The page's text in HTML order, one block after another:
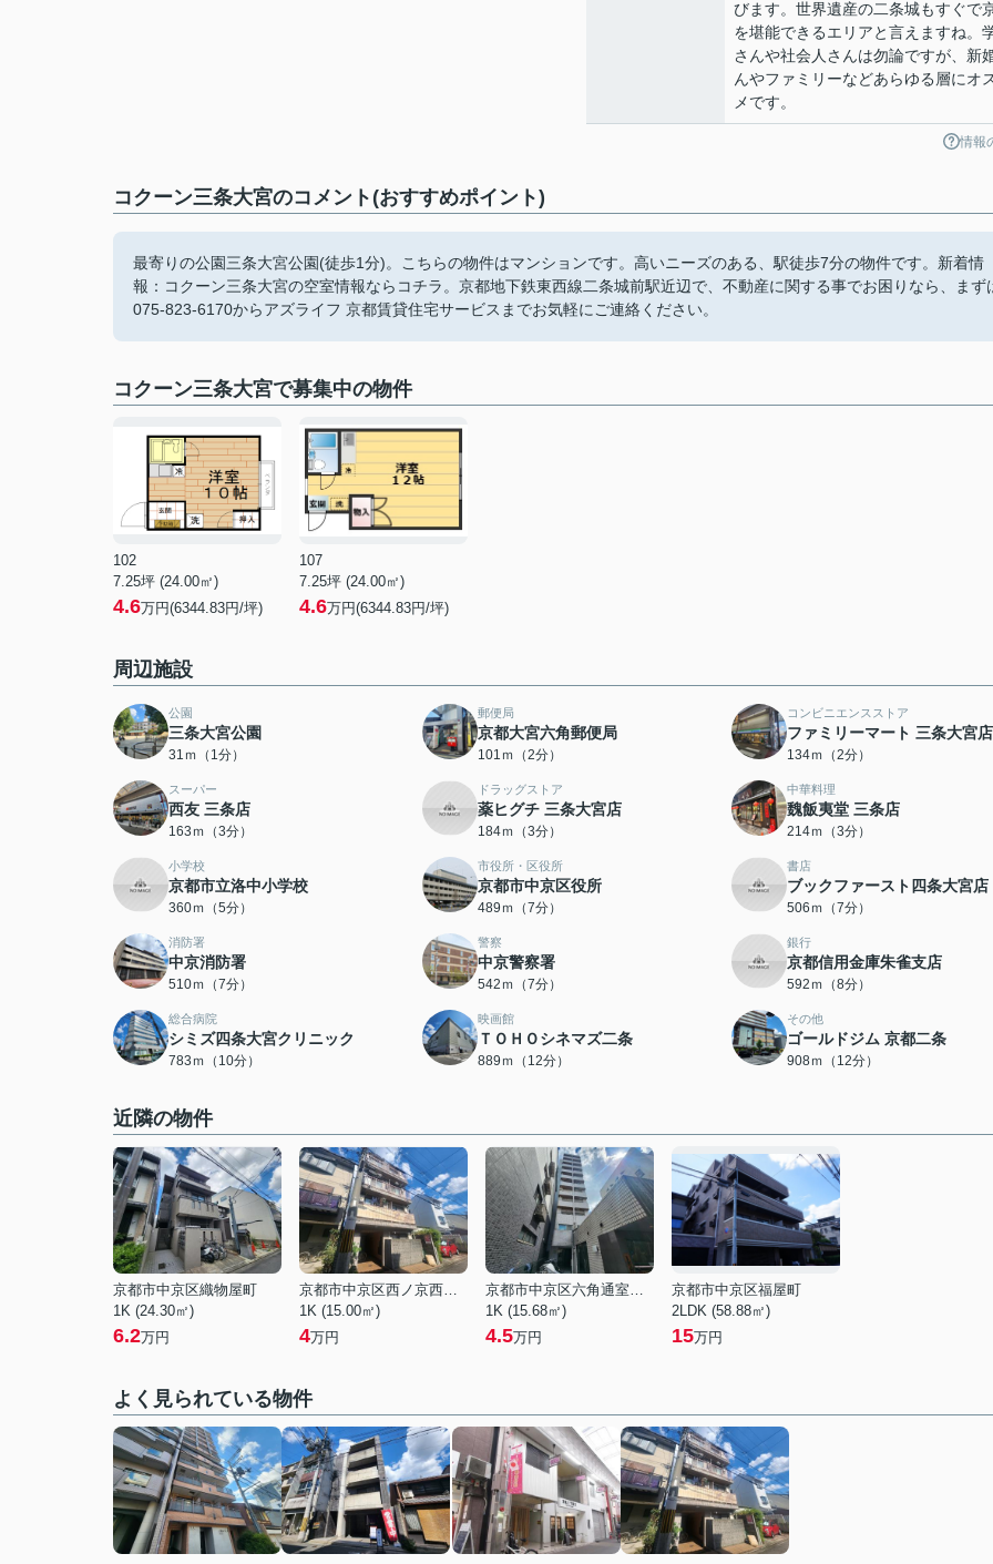
びます。世界遺産の二条城もすぐで
を堪能できるエリアと言えますね。
さんや社会人さんは勿論ですが、新
んやファミリーなどあらゆる層にオ
メです。
情報
コクーン三条大宮のコメント(おすすめポイント)
最寄りの公園三条大宮公園(徒歩1分)。こちらの物件はマンションです。高いニーズのある、駅徒歩7分の物件です。新着情
報：コクーン三条大宮の空室情報ならコチラ。京都地下鉄東西線二条城前駅近辺で、不動産に関する事でお困りなら、まず
075-823-6170からアズライフ 京都賃貸住宅サービスまでお気軽にご連絡ください。
コクーン三条大宮で募集中の物件
102
7.25坪 (24.00㎡)
4.6万円(6344.83円/坪)
107
7.25坪 (24.00㎡)
4.6万円(6344.83円/坪)
周辺施設
公園
三条大宮公園
31ｍ（1分）
郵便局
京都大宮六角郵便局
101ｍ（2分）
コンビニエンスストア
ファミリーマート 三条大宮店
134ｍ（2分）
スーパー
西友 三条店
163ｍ（3分）
ドラッグストア
薬ヒグチ 三条大宮店
184ｍ（3分）
中華料理
魏飯夷堂 三条店
214ｍ（3分）
小学校
京都市立洛中小学校
360ｍ（5分）
市役所・区役所
京都市中京区役所
489ｍ（7分）
書店
ブックファースト四条大宮店
506ｍ（7分）
消防署
中京消防署
510ｍ（7分）
警察
中京警察署
542ｍ（7分）
銀行
京都信用金庫朱雀支店
592ｍ（8分）
総合病院
シミズ四条大宮クリニック
783ｍ（10分）
映画館
ＴＯＨＯシネマズ二条
889ｍ（12分）
その他
ゴールドジム 京都二条
908ｍ（12分）
近隣の物件
京都市中京区織物屋町
1K (24.30㎡)
6.2万円
京都市中京区西ノ京西月光町
1K (15.00㎡)
4万円
京都市中京区六角通室町西入玉蔵町
1K (15.68㎡)
4.5万円
京都市中京区福屋町
2LDK (58.88㎡)
15万円
よく見られている物件